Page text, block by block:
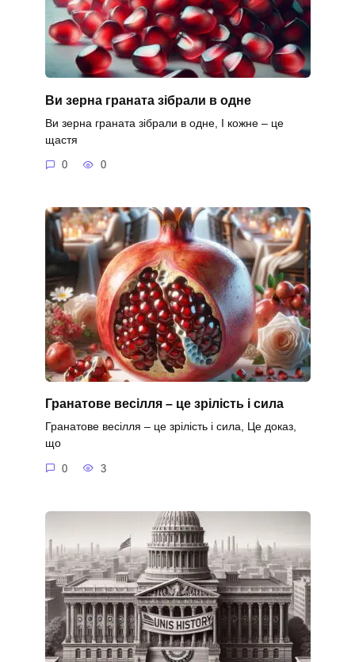
Ви зерна граната зібрали в одне
Ви зерна граната зібрали в одне, І кожне – це
щастя
0 0
Гранатове весілля – це зрілість і сила
Гранатове весілля – це зрілість і сила, Це доказ,
що
0 3